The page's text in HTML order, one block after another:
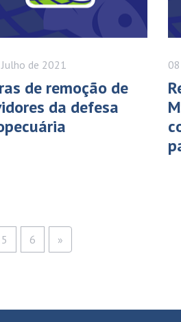
Julho de 2021
de remoção de
da defesa
5 6 »